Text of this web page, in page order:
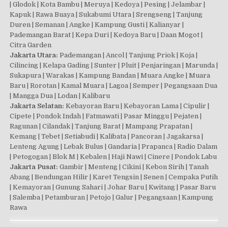
| Glodok | Kota Bambu | Meruya | Kedoya | Pesing | Jelambar |
Kapuk | Rawa Buaya | Sukabumi Utara | Srengseng | Tanjung
Duren | Semanan | Angke | Kampung Gusti | Kalianyar |
Pademangan Barat | Kepa Duri | Kedoya Baru | Daan Mogot |
Citra Garden
Jakarta Utara: Pademangan | Ancol | Tanjung Priok | Koja |
Cilincing | Kelapa Gading | Sunter | Pluit | Penjaringan | Marunda |
Sukapura | Warakas | Kampung Bandan | Muara Angke | Muara
Baru | Rorotan | Kamal Muara | Lagoa | Semper | Pegangsaan Dua
| Mangga Dua | Lodan | Kalibaru
Jakarta Selatan: Kebayoran Baru | Kebayoran Lama | Cipulir |
Cipete | Pondok Indah | Fatmawati | Pasar Minggu | Pejaten |
Ragunan | Cilandak | Tanjung Barat | Mampang Prapatan |
Kemang | Tebet | Setiabudi | Kalibata | Pancoran | Jagakarsa |
Lenteng Agung | Lebak Bulus | Gandaria | Prapanca | Radio Dalam
| Petogogan | Blok M | Kebalen | Haji Nawi | Cinere | Pondok Labu
Jakarta Pusat: Gambir | Menteng | Cikini | Kebon Sirih | Tanah
Abang | Bendungan Hilir | Karet Tengsin | Senen | Cempaka Putih
| Kemayoran | Gunung Sahari | Johar Baru | Kwitang | Pasar Baru
| Salemba | Petamburan | Petojo | Galur | Pegangsaan | Kampung
Rawa